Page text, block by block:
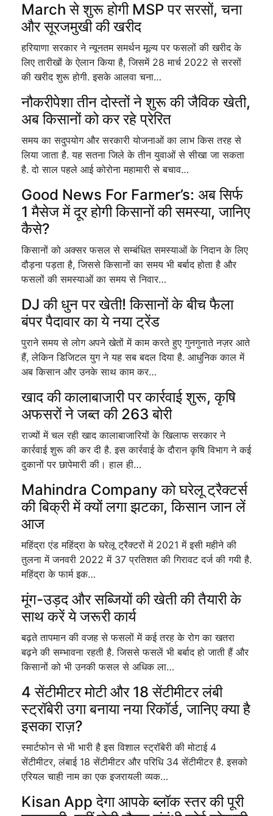
March से शुरू होगी MSP पर सरसों, चना
और सूरजमुखी की खरीद
हरियाणा सरकार ने न्यूनतम समर्थन मूल्य पर फसलों की खरीद के
लिए तारीखों के ऐलान किया है, जिसमें 28 मार्च 2022 से सरसों
की खरीद शुरू होगी. इसके आलवा चना…
नौकरीपेशा तीन दोस्तों ने शुरू की जैविक खेती,
अब किसानों को कर रहे प्रेरित
समय का सदुपयोग और सरकारी योजनाओं का लाभ किस तरह से
लिया जाता है. यह सतना जिले के तीन युवाओं से सीखा जा सकता
है. दो साल पहले आई कोरोना महामारी से बचाव…
Good News For Farmer’s: अब सिर्फ
1 मैसेज में दूर होगी किसानों की समस्या, जानिए
कैसे?
किसानों को अक्सर फसल से सम्बंधित समस्याओं के निदान के लिए
दौड़ना पड़ता है, जिससे किसानों का समय भी बर्बाद होता है और
फसलों की समस्याओं का समय से निवार…
DJ की धुन पर खेती! किसानों के बीच फैला
बंपर पैदावार का ये नया ट्रेंड
पुराने समय से लोग अपने खेतों में काम करते हुए गुनगुनाते नज़र आते
हैं, लेकिन डिजिटल युग ने यह सब बदल दिया है. आधुनिक काल में
अब किसान और उनके साथ काम कर…
खाद की कालाबाजारी पर कार्रवाई शुरू, कृषि
अफसरों ने जब्त की 263 बोरी
राज्यों में चल रही खाद कालाबाजारियों के खिलाफ सरकार ने
कार्रवाई शुरू की कर दी है. इस कार्रवाई के दौरान कृषि विभाग ने कई
दुकानों पर छापेमारी की। हाल ही…
Mahindra Company को घरेलू ट्रैक्टर्स
की बिक्री में क्यों लगा झटका, किसान जान लें
आज
महिंद्रा एंड महिंद्रा के घरेलू ट्रैक्टरों में 2021 में इसी महीने की
तुलना में जनवरी 2022 में 37 प्रतिशत की गिरावट दर्ज की गयी है.
महिंद्रा के फार्म इक…
मूंग-उड़द और सब्जियों की खेती की तैयारी के
साथ करें ये जरूरी कार्य
बढ़ते तापमान की वजह से फसलों में कई तरह के रोग का खतरा
बढ़ने की सम्भावना रहती है. जिससे फसलें भी बर्बाद हो जाती हैं और
किसानों को भी उनकी फसल से अधिक ला…
4 सेंटीमीटर मोटी और 18 सेंटीमीटर लंबी
स्ट्रॉबेरी उगा बनाया नया रिकॉर्ड, जानिए क्या है
इसका राज़?
स्मार्टफोन से भी भारी है इस विशाल स्ट्रॉबेरी की मोटाई 4
सेंटीमीटर, लंबाई 18 सेंटीमीटर और परिधि 34 सेंटीमीटर है. इसको
एरियल चाही नाम का एक इजरायली व्यक…
Kisan App देगा आपके ब्लॉक स्तर की पूरी